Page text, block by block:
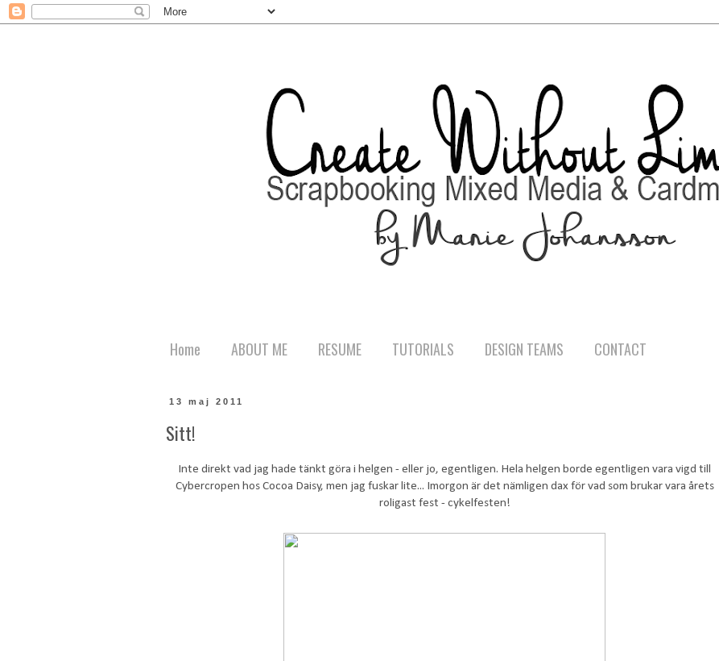
Home ABOUT ME RESUME TUTORIALS DESIGN TEAMS CONTACT
13 maj 2011
Sitt!
Inte direkt vad jag hade tänkt göra i helgen - eller jo, egentligen. Hela helgen borde egentligen vara vigd till
Cybercropen hos Cocoa Daisy, men jag fuskar lite... Imorgon är det nämligen dax för vad som brukar vara årets
roligast fest - cykelfesten!